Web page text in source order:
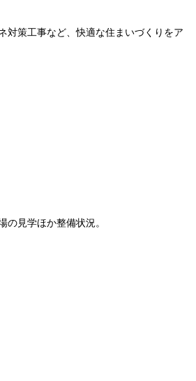
対策工事など、快適な住まいづくりをア
の見学ほか整備状況。